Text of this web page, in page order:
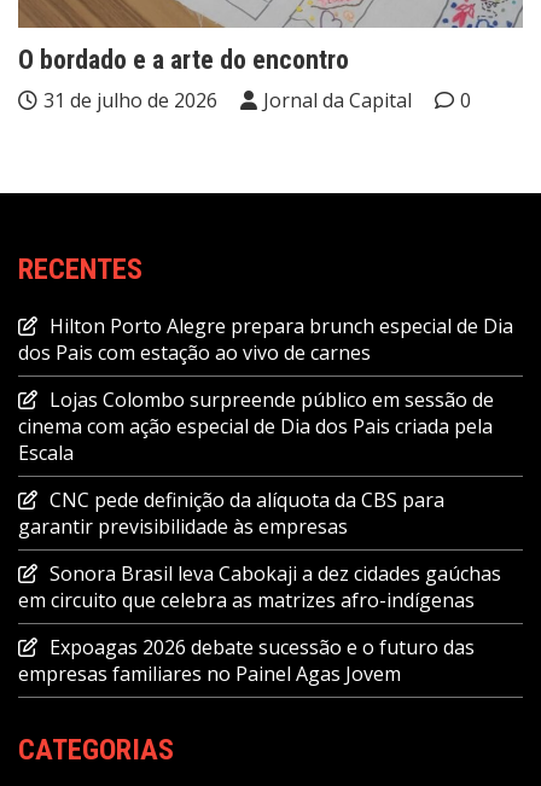
O bordado e a arte do encontro
31 de julho de 2026 Jornal da Capital 0
RECENTES
Hilton Porto Alegre prepara brunch especial de Dia
dos Pais com estação ao vivo de carnes
Lojas Colombo surpreende público em sessão de
cinema com ação especial de Dia dos Pais criada pela
Escala
CNC pede definição da alíquota da CBS para
garantir previsibilidade às empresas
Sonora Brasil leva Cabokaji a dez cidades gaúchas
em circuito que celebra as matrizes afro-indígenas
Expoagas 2026 debate sucessão e o futuro das
empresas familiares no Painel Agas Jovem
CATEGORIAS